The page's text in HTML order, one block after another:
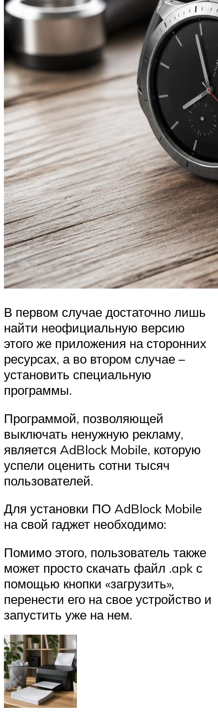
В первом случае достаточно лишь
найти неофициальную версию
этого же приложения на сторонних
ресурсах, а во втором случае –
установить специальную
программы.
Программой, позволяющей
выключать ненужную рекламу,
является AdBlock Mobile, которую
успели оценить сотни тысяч
пользователей.
Для установки ПО AdBlock Mobile
на свой гаджет необходимо:
Помимо этого, пользователь также
может просто скачать файл .apk с
помощью кнопки «загрузить»,
перенести его на свое устройство и
запустить уже на нем.